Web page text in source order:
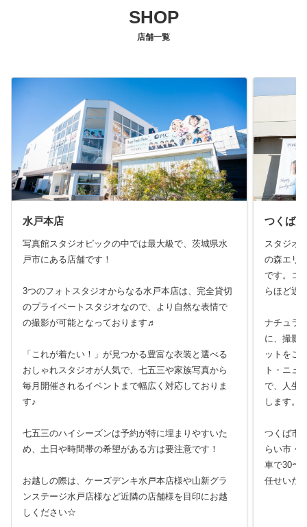
SHOP
店舗一覧
水戸本店
写真館スタジオピックの中では最大級で、茨城県水
戸市にある店舗です！
3つのフォトスタジオからなる水戸本店は、完全貸切
のプライベートスタジオなので、より自然な表情で
の撮影が可能となっております♬
「これが着たい！」が見つかる豊富な衣装と選べる
おしゃれスタジオが人気で、七五三や家族写真から
毎月開催されるイベントまで幅広く対応しておりま
す♪
七五三のハイシーズンは予約が特に埋まりやすいた
め、土日や時間帯の希望がある方は要注意です！
お越しの際は、ケーズデンキ水戸本店様や山新グラ
ンステージ水戸店様など近隣の店舗様を目印にお越
しください☆
つくば店
スタジオ
の森エリ
です。コ
らほど近
ナチュラ
に、撮影
ットをご
ト・ニュ
で、人生
します。
つくば市
らい市・
車で30〜
任せいた